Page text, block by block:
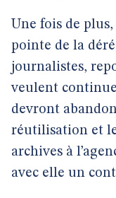
Une fois de
pointe de la
journalistes,
veulent
devront
réutilisation et
archives à
avec elle un